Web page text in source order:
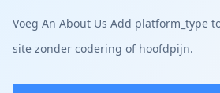
Voeg An About Us Add platform_type
site zonder codering of hoofdpijn.